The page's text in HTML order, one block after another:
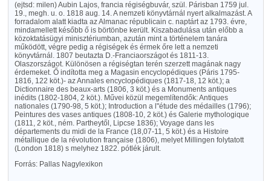
(ejtsd: milen) Aubin Lajos, francia régiségbuvár, szül. Párisban 1759 jul.
19., megh. u. o. 1818 aug. 14. A nemzeti könyvtárnál nyert alkalmazást. A
forradalom alatt kiadta az Almanac républicain c. naptárt az 1793. évre,
mindamellett később ő is börtönbe került. Kiszabadulása után előbb a
közoktatásügyi minisztériumban, azután mint a történelem tanára
működött, végre pedig a régiségek és érmek őre lett a nemzeti
könyvtárnál. 1807 beutazta D.-Franciaországot és 1811-13.
Olaszországot. Különösen a régiségtan terén szerzett magának nagy
érdemeket. Ő indította meg a Magasin encyclopédiques (Páris 1795-
1816, 122 köt.)- az Annales encyclopédiques (1817-18, 12 köt.); a
Dictionnaire des beaux-arts (1806, 3 köt.) és a Monuments antiques
inédits (1802-1804, 2 köt.). Művei közül megemlítendők: Antiques
nationales (1790-98, 5 köt.); Introduction a l"étude des médailles (1796);
Peintures des vases antiques (1808-10, 2 köt.) és Galerie mythologique
(1811, 2 köt., ném. Partheytől, Lipcse 1836); Voyage dans les
départements du midi de la France (18,07-11, 5 köt.) és a Histoire
métallique de la révolution française (1806), melyet Millingen folytatott
(London 1818) s melyhez 1822. pótlék járult.
Forrás: Pallas Nagylexikon